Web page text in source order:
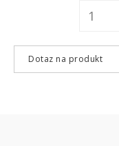
Dotaz na produkt